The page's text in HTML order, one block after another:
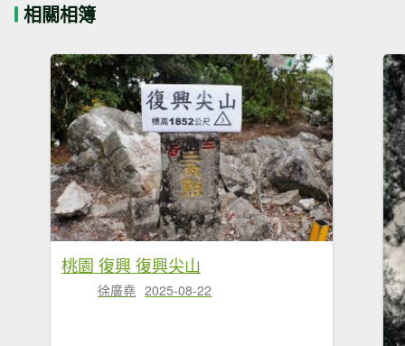
相關相簿
桃園 復興 復興尖山
徐廣堯 2025-08-22